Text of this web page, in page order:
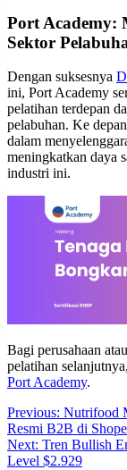
Port Academy:
Sektor
Dengan suksesnya
ini, Port Academy
pelatihan terdepan
pelabuhan. Ke
dalam
meningkatkan daya
industri ini.
Bagi perusahaan
pelatihan
Port Academy.
Post
navigation
Previous: Nutrifood
Resmi B2B di
Next: Tren Bullish
Level $2.929